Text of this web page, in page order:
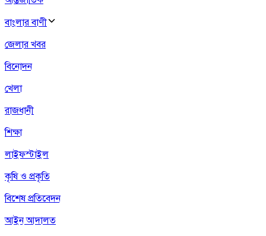
বাংলার বাণী
জেলার খবর
বিনোদন
খেলা
রাজধানী
শিক্ষা
লাইফস্টাইল
কৃষি ও প্রকৃতি
বিশেষ প্রতিবেদন
আইন আদালত